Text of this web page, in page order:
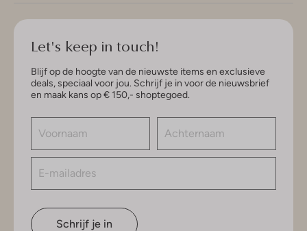
Let's keep in touch!
Blijf op de hoogte van de nieuwste items en exclusieve
deals, speciaal voor jou. Schrijf je in voor de nieuwsbrief
en maak kans op € 150,- shoptegoed.
Schrijf je in